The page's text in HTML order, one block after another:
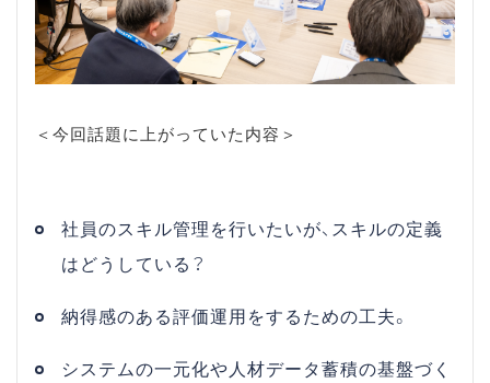
＜今回話題に上がっていた内容＞
社員のスキル管理を行いたいが、スキルの定義
はどうしている？
納得感のある評価運用をするための工夫。
システムの一元化や人材データ蓄積の基盤づく